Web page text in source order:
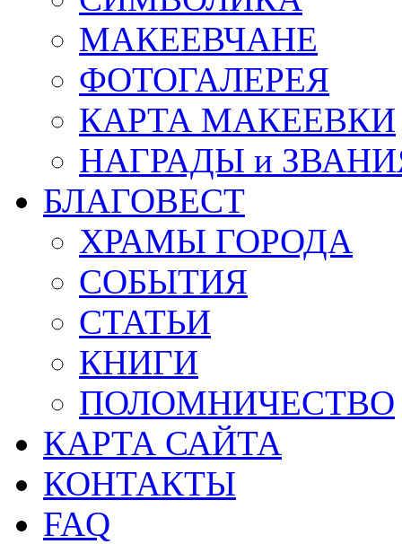
МАКЕЕВЧАНЕ
ФОТОГАЛЕРЕЯ
КАРТА МАКЕЕВКИ
НАГРАДЫ и
БЛАГОВЕСТ
ХРАМЫ ГОРОДА
СОБЫТИЯ
СТАТЬИ
КНИГИ
ПОЛОМНИЧЕСТВО
КАРТА САЙТА
КОНТАКТЫ
FAQ